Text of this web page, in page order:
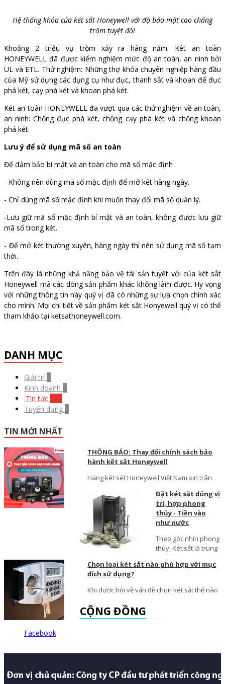
Hệ thống khóa của két sắt Honeywell với độ bảo mật cao chống
trộm tuyệt đối
Khoảng 2 triệu vụ trộm xảy ra hàng năm. Két an toàn
HONEYWELL đã được kiểm nghiệm mức độ an toàn, an ninh bởi
UL và ETL. Thử nghiệm: Những thợ khóa chuyên nghiệp hàng đầu
của Mỹ sử dụng các dụng cụ như đục, thanh sắt và khoan để đục
phá két, cạy phá két và khoan phá két.
Két an toàn HONEYWELL đã vượt qua các thử nghiệm về an toàn,
an ninh: Chống đục phá két, chống cạy phá két và chống khoan
phá két.
Lưu ý để sử dụng mã số an toàn
Để đảm bảo bí mật và an toàn cho mã số mặc định
- Không nên dùng mã số mặc định để mở két hàng ngày.
- Chỉ dùng mã số mặc định khi muốn thay đổi mã số quản lý.
-Lưu giữ mã số mặc định bí mật và an toàn, không được lưu giữ
mã số trong két.
- Để mở két thường xuyên, hàng ngày thì nên sử dụng mã số tạm
thời.
Trên đây là những khả năng bảo vệ tài sản tuyệt vời của két sắt
Honeywell mà các dòng sản phẩm khác không làm được. Hy vọng
với những thông tin này quý vị đã có những sự lựa chọn chính xác
cho mình. Mọi chi tiết về sản phẩm két sắt Honyewell quý vị có thể
tham khảo tại ketsathoneywell.com.
DANH MỤC
Giải trí
Kinh doanh
Tin tức
Tuyển dụng
TIN MỚI NHẤT
THÔNG BÁO: Thay đổi chính sách bảo
hành kết sắt Honeywell
Hãng két sét Honeywell Việt Nam xin trân
Đặt két sắt đúng vị
trí, hợp phong
thủy - Tiền vào
như nước
Theo góc nhìn phong
thủy, Két sắt là trung
Chọn loại két sắt nào phù hợp với mục
đích sử dụng?
Khi được hỏi về vấn đề chọn két sắt thế nào
CỘNG ĐỒNG
Facebook